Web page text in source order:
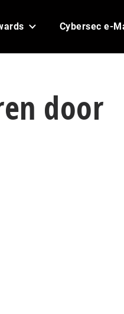
Cybersec e-
door